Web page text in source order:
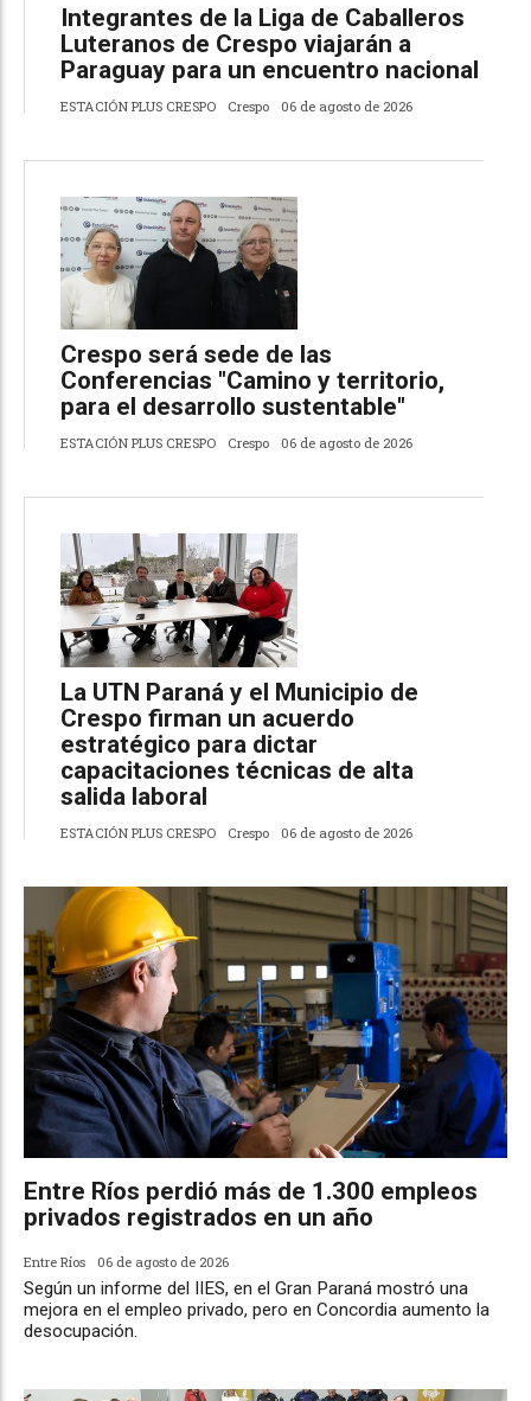
Integrantes de la Liga de Caballeros
Luteranos de Crespo viajarán a
Paraguay para un encuentro nacional
ESTACIÓN PLUS CRESPO Crespo 06 de agosto de 2026
Crespo será sede de las
Conferencias "Camino y territorio,
para el desarrollo sustentable"
ESTACIÓN PLUS CRESPO Crespo 06 de agosto de 2026
La UTN Paraná y el Municipio de
Crespo firman un acuerdo
estratégico para dictar
capacitaciones técnicas de alta
salida laboral
ESTACIÓN PLUS CRESPO Crespo 06 de agosto de 2026
Entre Ríos perdió más de 1.300 empleos
privados registrados en un año
Entre Ríos 06 de agosto de 2026
Según un informe del IIES, en el Gran Paraná mostró una
mejora en el empleo privado, pero en Concordia aumento la
desocupación.